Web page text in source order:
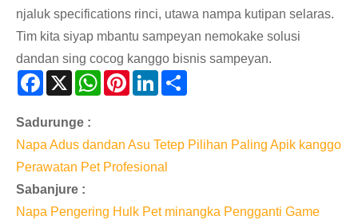
njaluk specifications rinci, utawa nampa kutipan selaras.
Tim kita siyap mbantu sampeyan nemokake solusi
dandan sing cocog kanggo bisnis sampeyan.
Facebook
X WhatsAppPinterestLinkedIn
Sadurunge :
Napa Adus dandan Asu Tetep Pilihan Paling Apik kanggo
Perawatan Pet Profesional
Sabanjure :
Napa Pengering Hulk Pet minangka Pengganti Game